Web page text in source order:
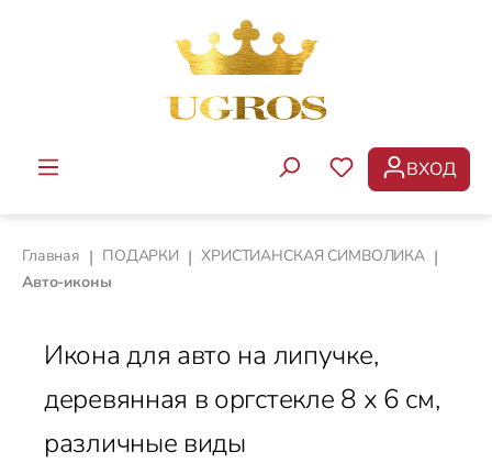
Перейти к основному содержанию
У ВАС ЕСТЬ
ВХОД
Главная | ПОДАРКИ | ХРИСТИАНСКАЯ СИМВОЛИКА |
Авто-иконы
Икона для авто на липучке,
деревянная в оргстекле 8 х 6 см,
различные виды